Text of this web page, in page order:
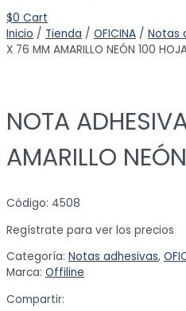
$0 Cart
Inicio / Tienda / OFICINA / Notas
X 76 MM AMARILLO NEÓN 100
NOTA
AMARILLO
Código: 4508
Regístrate para ver los precios
Categoría: Notas adhesivas,
Marca: Offiline
Compartir: